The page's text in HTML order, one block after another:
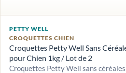
PETTY WELL
CROQUETTES CHIEN
Croquettes Petty Well Sans
pour Chien 1kg / Lot de 2
Croquettes Petty Well sans